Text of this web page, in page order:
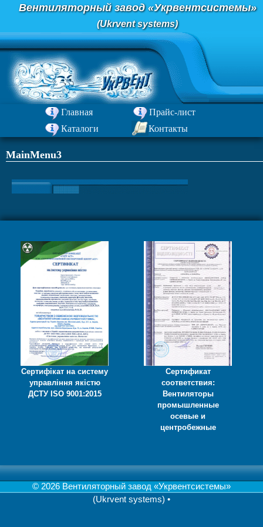
Перейти
содержимому
Вентиляторный завод «Укрвентсистемы»
(Ukrvent systems)
Главная
Прайс-лист
Каталоги
Контакты
MainMenu3
Сертифікат на систему
управління якістю
ДСТУ ISO 9001:2015
Сертификат
соответствия:
Вентиляторы
промышленные
осевые и
центробежные
© 2026 Вентиляторный завод «Укрвентсистемы»
(Ukrvent systems) •